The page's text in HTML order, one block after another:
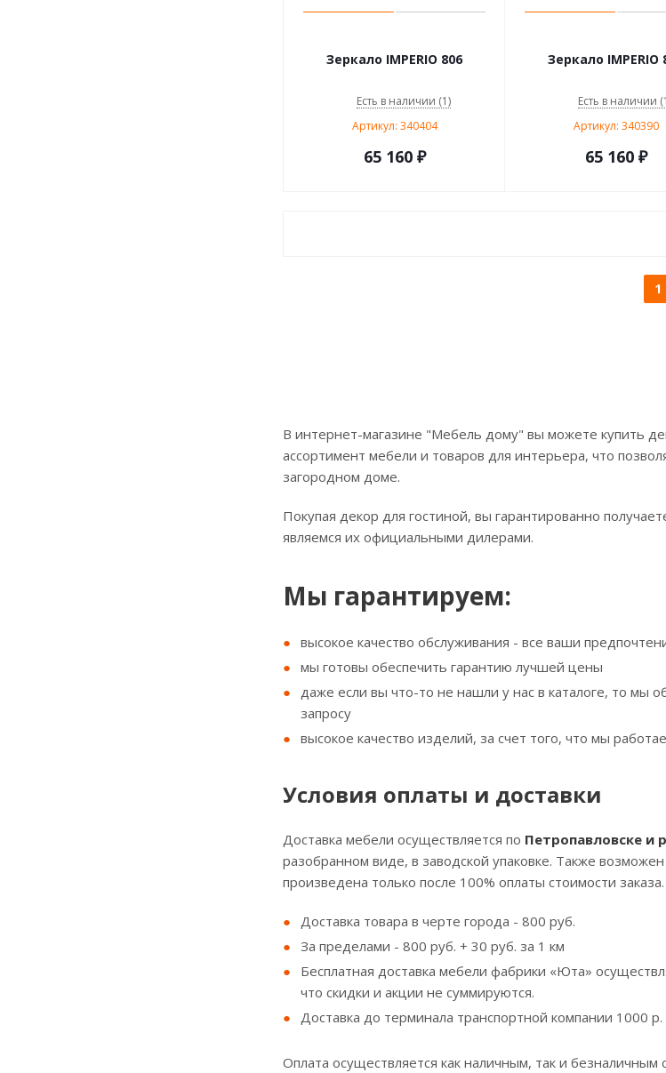
Зеркало IMPERIO 806
Есть в наличии (1)
Артикул: 340404
65 160₽
Зеркало IMPERIO
Есть в наличии
Артикул: 340390
65 160₽
1
В интернет-магазине "Мебель дому" вы можете купить
ассортимент мебели и товаров для интерьера, что
загородном доме.
Покупая декор для гостиной, вы гарантированно
являемся их официальными дилерами.
Мы гарантируем:
высокое качество обслуживания - все ваши
мы готовы обеспечить гарантию лучшей цены
даже если вы что-то не нашли у нас в каталоге, то мы
запросу
высокое качество изделий, за счет того, что мы
Условия оплаты и доставки
Доставка мебели осуществляется по Петропавловске и
разобранном виде, в заводской упаковке. Также
произведена только после 100% оплаты стоимости заказа.
Доставка товара в черте города - 800 руб.
За пределами - 800 руб. + 30 руб. за 1 км
Бесплатная доставка мебели фабрики «Юта»
что скидки и акции не суммируются.
Доставка до терминала транспортной компании 1000 р.
Оплата осуществляется как наличным, так и безналичным